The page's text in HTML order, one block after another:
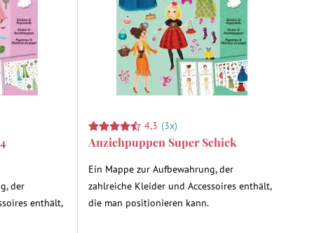
der
enthält,
4,3 (3x)
Anziehpuppen Super Schick
Ein Mappe zur Aufbewahrung, der
zahlreiche Kleider und Accessoires enthält,
die man positionieren kann.